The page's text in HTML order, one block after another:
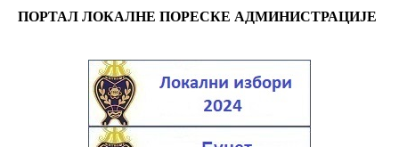
ПОРТАЛ ЛОКАЛНЕ ПОРЕСКЕ АДМИНИСТРАЦИЈЕ